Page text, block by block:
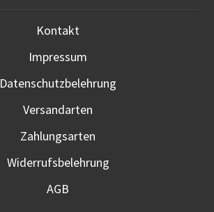
Kontakt
Impressum
Datenschutzbelehrung
Versandarten
Zahlungsarten
Widerrufsbelehrung
AGB